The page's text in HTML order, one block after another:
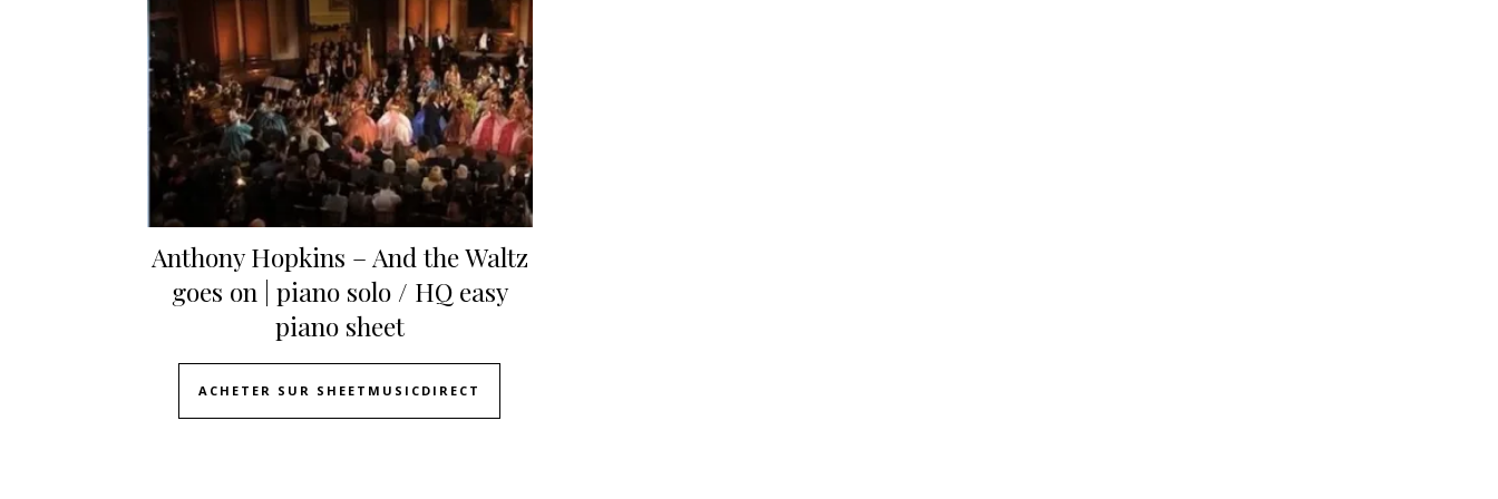
Anthony Hopkins – And the Waltz
goes on | piano solo / HQ easy
piano sheet
ACHETER SUR SHEETMUSICDIRECT